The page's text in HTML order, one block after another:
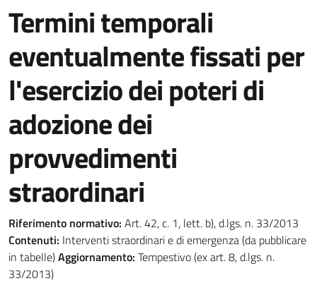
Termini temporali
eventualmente fissati per
l'esercizio dei poteri di
adozione dei
provvedimenti
straordinari
Riferimento normativo: Art. 42, c. 1, lett. b), d.lgs. n. 33/2013
Contenuti: Interventi straordinari e di emergenza (da pubblicare
in tabelle)Aggiornamento: Tempestivo (ex art. 8, d.lgs. n.
33/2013)